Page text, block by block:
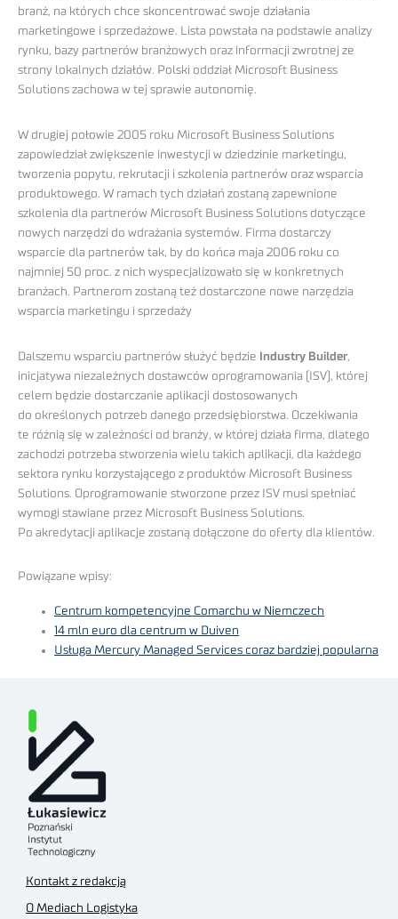
branż, na których chce skoncentrować swoje działania
marketingowe i sprzedażowe. Lista powstała na podstawie analizy
rynku, bazy partnerów branżowych oraz informacji zwrotnej ze
strony lokalnych działów. Polski oddział Microsoft Business
Solutions zachowa w tej sprawie autonomię.
W drugiej połowie 2005 roku Microsoft Business Solutions
zapowiedział zwiększenie inwestycji w dziedzinie marketingu,
tworzenia popytu, rekrutacji i szkolenia partnerów oraz wsparcia
produktowego. W ramach tych działań zostaną zapewnione
szkolenia dla partnerów Microsoft Business Solutions dotyczące
nowych narzędzi do wdrażania systemów. Firma dostarczy
wsparcie dla partnerów tak, by do końca maja 2006 roku co
najmniej 50 proc. z nich wyspecjalizowało się w konkretnych
branżach. Partnerom zostaną też dostarczone nowe narzędzia
wsparcia marketingu i sprzedaży
Dalszemu wsparciu partnerów służyć będzie Industry Builder,
inicjatywa niezależnych dostawców oprogramowania (ISV), której
celem będzie dostarczanie aplikacji dostosowanych
do określonych potrzeb danego przedsiębiorstwa. Oczekiwania
te różnią się w zależności od branży, w której działa firma, dlatego
zachodzi potrzeba stworzenia wielu takich aplikacji, dla każdego
sektora rynku korzystającego z produktów Microsoft Business
Solutions. Oprogramowanie stworzone przez ISV musi spełniać
wymogi stawiane przez Microsoft Business Solutions.
Po akredytacji aplikacje zostaną dołączone do oferty dla klientów.
Powiązane wpisy:
Centrum kompetencyjne Comarchu w Niemczech
14 mln euro dla centrum w Duiven
Usługa Mercury Managed Services coraz bardziej popularna
Kontakt z redakcją
O Mediach Logistyka